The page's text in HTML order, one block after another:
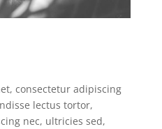
consectetur adipiscing
lectus tortor,
nec, ultricies sed,